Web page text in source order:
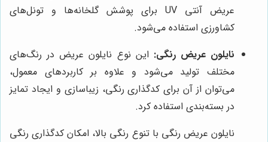
عریض آنتی UV برای پوشش گلخانه‌ها و تونل‌های
کشاورزی استفاده می‌شود.
نایلون عریض رنگی: این نوع نایلون عریض در رنگ‌های
مختلف تولید می‌شود و علاوه بر کاربردهای معمول،
می‌توان از آن برای کدگذاری رنگی، زیباسازی و ایجاد تمایز
در بسته‌بندی استفاده کرد.
نایلون عریض رنگی با تنوع رنگی بالا، امکان کدگذاری رنگی